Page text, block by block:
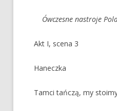
Ówczesne nastroje
Akt I, scena 3
Haneczka
Tamci tańczą, my